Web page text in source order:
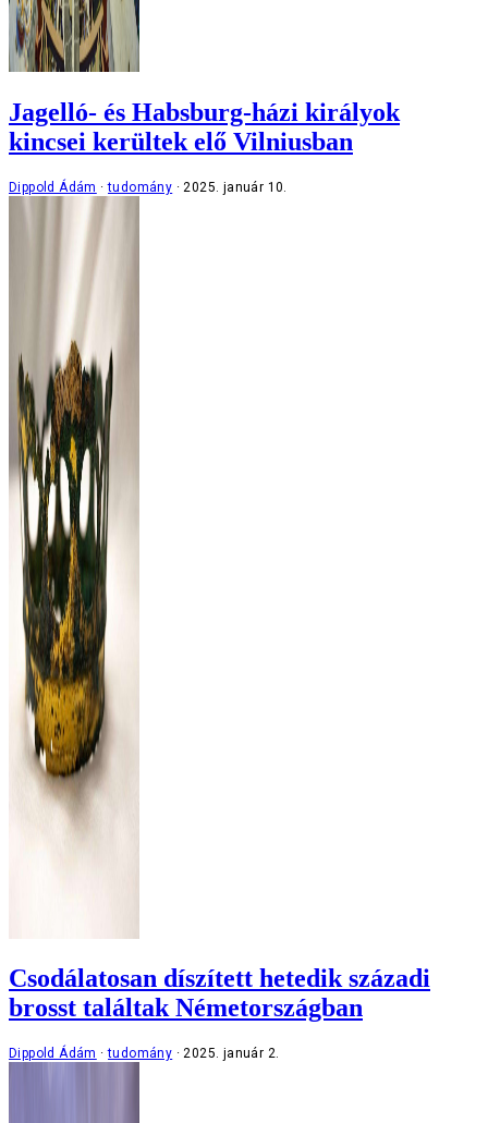
Jagelló- és Habsburg-házi királyok
kincsei kerültek elő Vilniusban
Dippold Ádám tudomány 2025. január 10.
Csodálatosan díszített hetedik századi
brosst találtak Németországban
Dippold Ádám tudomány 2025. január 2.